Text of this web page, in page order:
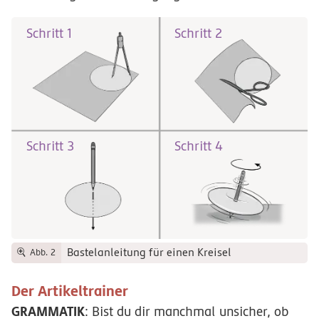
Schritt 1 Schritt 2
Schritt 3 Schritt 4
Abb. 2 Bastelanleitung für einen Kreisel
Der Artikeltrainer
GRAMMATIK: Bist du dir manchmal unsicher, ob